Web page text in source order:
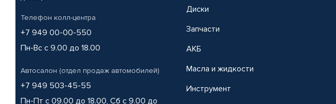
Телефон колл-центра
+7 949 00-00-550
Пн-Вс с 9.00 до 18.00
Автосалон (отдел продаж автомобилей)
+7 949 503-45-55
Пн-Пт с 09.00 до 18.00, Сб с 9.00 до
Диски
Запчасти
АКБ
Масла и жидкости
Инструмент